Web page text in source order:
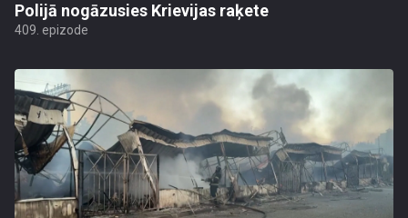
Polijā nogāzusies Krievijas raķete
409. epizode